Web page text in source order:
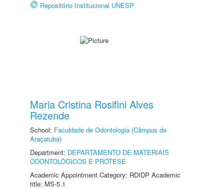
Repositório Institucional UNESP
Maria Cristina Rosifini Alves
Rezende
School: Faculdade de Odontologia (Câmpus de
Araçatuba)
Department: DEPARTAMENTO DE MATERIAIS
ODONTOLÓGICOS E PRÓTESE
Academic Appointment Category: RDIDP Academic
title: MS-5.1